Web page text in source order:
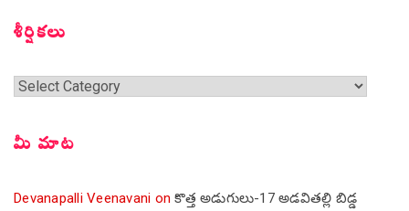
శీర్షికలు
శీర్షికలు
మీ మాట
Devanapalli Veenavani onకొత్త అడుగులు-17 అడవితల్లి బిడ్డ